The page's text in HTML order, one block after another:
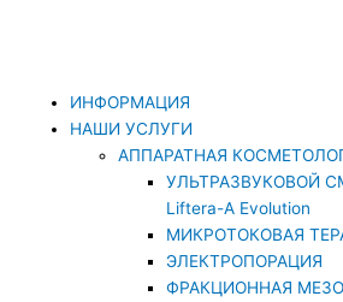
ИНФОРМАЦИЯ
НАШИ УСЛУГИ
АППАРАТНАЯ
УЛЬТРАЗВУКОВОЙ
Liftera-A Evolution
МИКРОТОКОВАЯ
ЭЛЕКТРОПОРАЦИЯ
ФРАКЦИОННАЯ